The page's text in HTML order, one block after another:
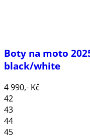
Boty na moto
black/white
4 990,- Kč
42
43
44
45